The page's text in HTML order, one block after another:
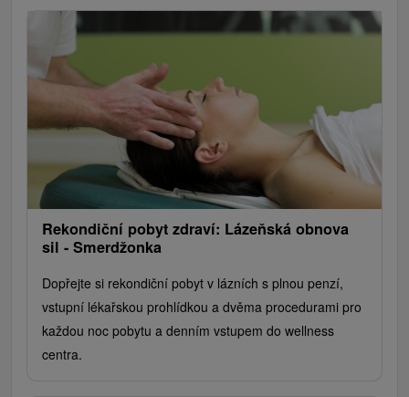
Rekondiční pobyt zdraví: Lázeňská obnova
sil - Smerdžonka
Dopřejte si rekondiční pobyt v lázních s plnou penzí,
vstupní lékařskou prohlídkou a dvěma procedurami pro
každou noc pobytu a denním vstupem do wellness
centra.